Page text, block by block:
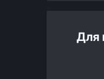
Для